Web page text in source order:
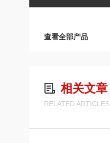
查看全部产品
相关文章
RELATED ARTICLES